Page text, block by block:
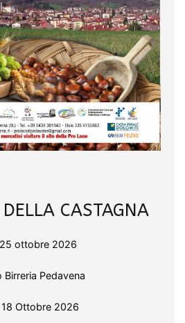
CASTAGNA
ottobre 2026
Birreria Pedavena
18 Ottobre 2026